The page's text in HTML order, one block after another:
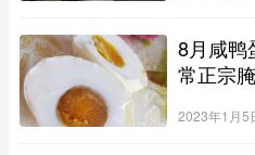
8月咸鸭
常正宗
2023年1月5